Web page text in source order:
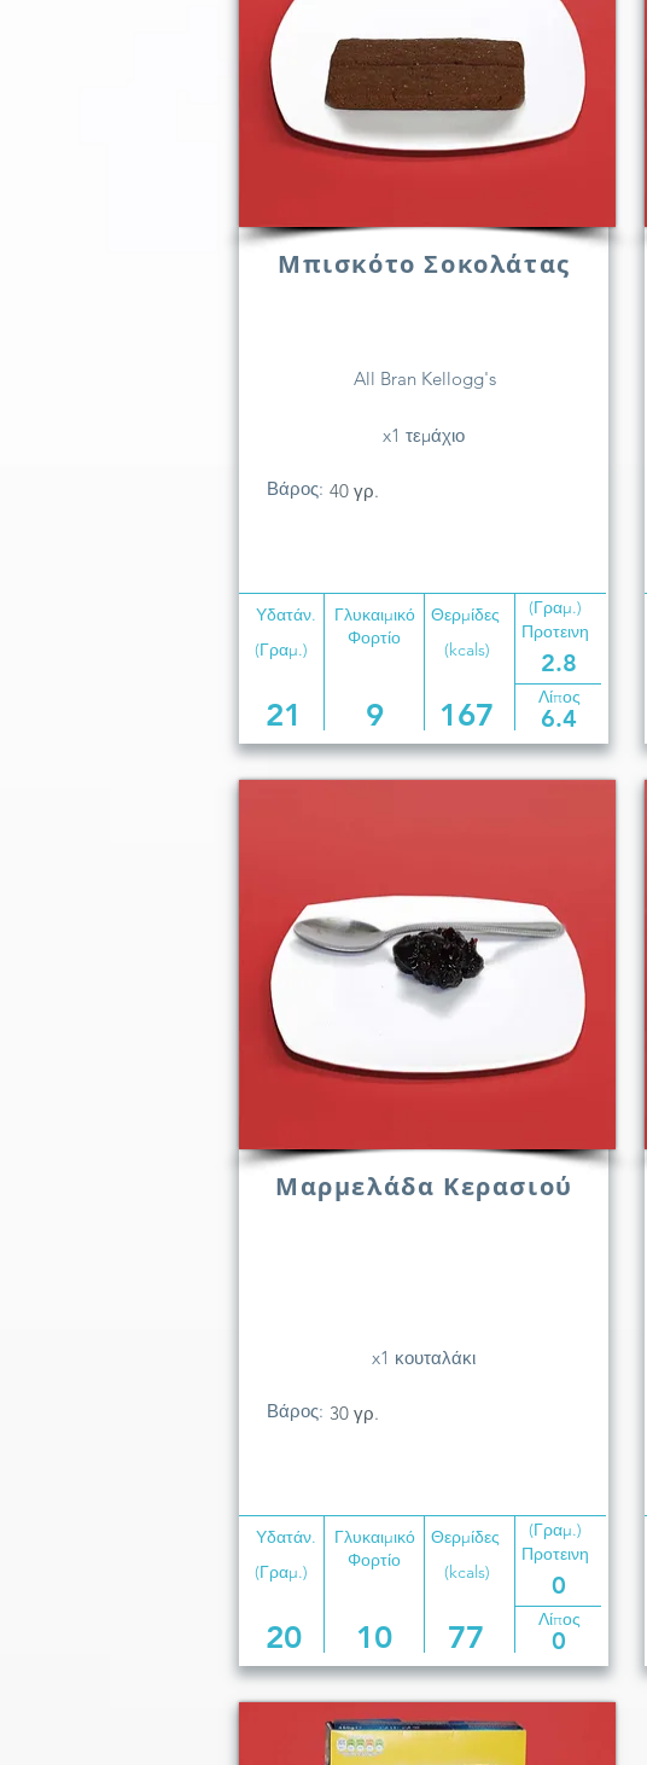
Μπισκότο Σοκολάτας
All Bran Kellogg's
x1 τεμάχιο
Βάρος: 40 γρ.
Υδατάν.
Γλυκαιμικό
Φορτίο
(Γραμ.)
Θερμίδες
(kcals)
Προτεινη
2.8
(Γραμ.)
21 9 167 Λίπος
6.4
Μαρμελάδα Κερασιού
x1 κουταλάκι
Βάρος: 30 γρ.
Υδατάν.
Γλυκαιμικό
Φορτίο
(Γραμ.)
Θερμίδες
(kcals)
Προτεινη
0
(Γραμ.)
20 10 77 Λίπος
0